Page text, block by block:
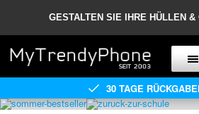
GESTALTEN SIE IHRE HÜLLEN &
30 TAGE